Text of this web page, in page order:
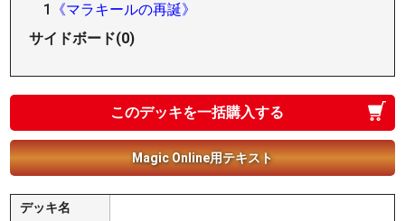
1
《マラキールの再誕》
サイドボード(0)
このデッキを一括購入する
Magic Online用テキスト
デッキ名